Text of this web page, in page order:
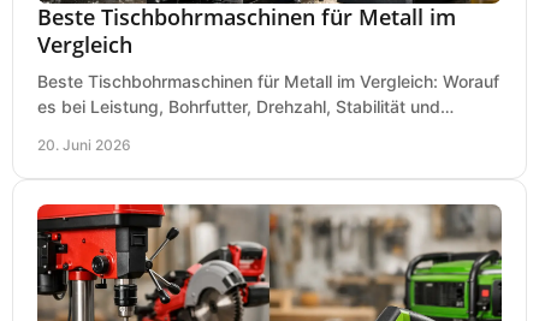
Beste Tischbohrmaschinen für Metall im
Vergleich
Beste Tischbohrmaschinen für Metall im Vergleich: Worauf
es bei Leistung, Bohrfutter, Drehzahl, Stabilität und
20. Juni 2026